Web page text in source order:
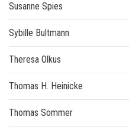
Susanne Spies
Sybille Bultmann
Theresa Olkus
Thomas H. Heinicke
Thomas Sommer